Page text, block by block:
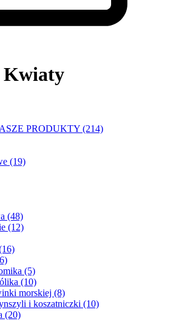
Kwiaty
PRODUKTY (214)
(19)
(48)
(12)
(5)
(10)
morskiej (8)
i koszatniczki (10)
(20)